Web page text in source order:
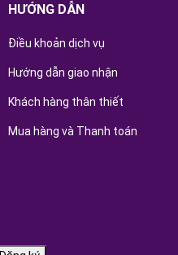
HƯỚNG DẪN
Điều khoản dịch vụ
Hướng dẫn giao nhận
Khách hàng thân thiết
Mua hàng và Thanh toán